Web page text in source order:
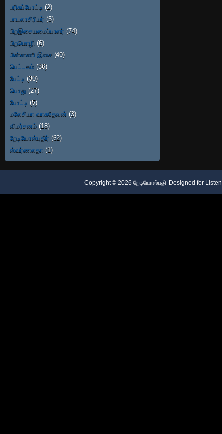
பரிசுப்போட்டி (2)
பாடலாசிரியர் (5)
பிறஇசையமைப்பாளர் (74)
பிறமொழி (6)
பின்னணி இசை (40)
பெட்டகம் (36)
பேட்டி (30)
பொது (27)
போட்டி (5)
மலேசியா வாசுதேவன் (3)
விமர்சனம் (18)
றேடியோஸ்புதிர் (62)
ஸ்வர்ணலதா (1)
Copyright © 2026 றேடியோஸ்பதி. Designed for